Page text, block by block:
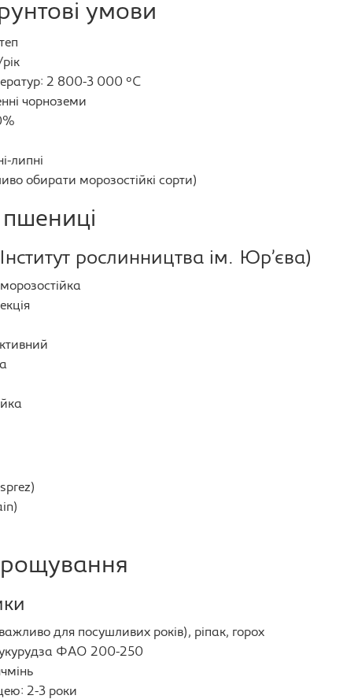
умови
2 800-3 000 °C
чорноземи
липні
обирати морозостійкі сорти)
рослинництва ім. Юр’єва)
для посушливих років), ріпак, горох
ФАО 200-250
2-3 роки